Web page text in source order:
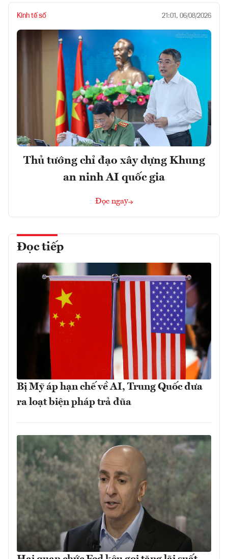
Kinh tế số 21:01, 06/08/2026
Thủ tướng chỉ đạo xây dựng Khung
an ninh AI quốc gia
Đọc ngay
Đọc tiếp
Bị Mỹ áp hạn chế về AI, Trung Quốc đưa
ra loạt biện pháp trả đũa